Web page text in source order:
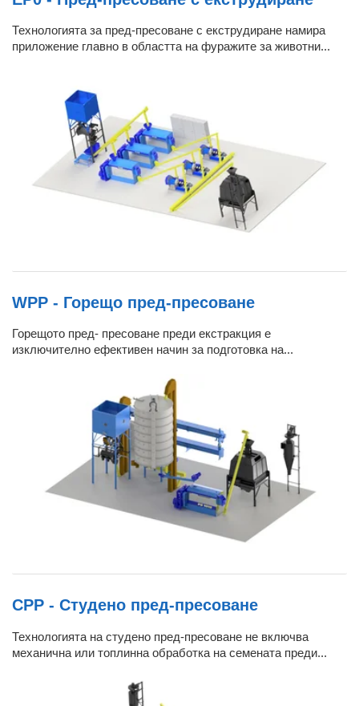
Технологията за пред-пресоване с екструдиране намира
приложение главно в областта на фуражите за животни...
WPP - Горещо пред-пресоване
Горещото пред- пресоване преди екстракция е
изключително ефективен начин за подготовка на...
CPP - Студено пред-пресоване
Технологията на студено пред-пресоване не включва
механична или топлинна обработка на семената преди...